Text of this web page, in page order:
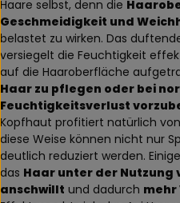
Haare selbst, denn die
Geschmeidigkeit und
belastet zu wirken. Das
versiegelt die Feuchtigkeit
auf die Haaroberfläche
Haar zu pflegen oder bei
Feuchtigkeitsverlust
Kopfhaut profitiert natürlich
diese Weise können nicht nur
deutlich reduziert werden.
das Haar unter der Nutzung
anschwillt und dadurch mehr